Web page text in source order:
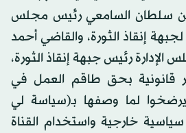
سلطان السامعي رئيس مجلس
إنقاذ الثورة، والقاضي أحمد
رئيس جبهة إنقاذ الثورة،
قانونية بحق طاقم العمل في
لما وصفها بـ(سياسة لي
سياسية خارجية واستخدام القناة